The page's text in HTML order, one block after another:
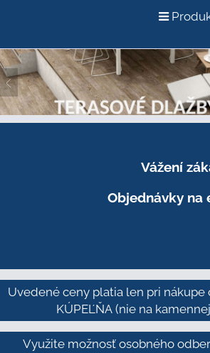
Vážení
Objednávky na
Uvedené ceny platia len pri nákupe
KÚPEĽŇA (nie na
Využite možnosť osobného